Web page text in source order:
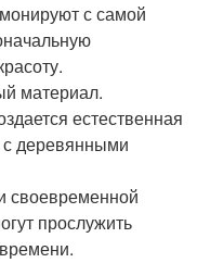
с самой
материал.
естественная
с деревянными
своевременной
прослужить